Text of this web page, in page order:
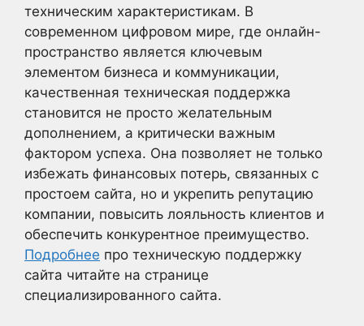
техническим характеристикам. В
современном цифровом мире, где онлайн-
пространство является ключевым
элементом бизнеса и коммуникации,
качественная техническая поддержка
становится не просто желательным
дополнением, а критически важным
фактором успеха. Она позволяет не только
избежать финансовых потерь, связанных с
простоем сайта, но и укрепить репутацию
компании, повысить лояльность клиентов и
обеспечить конкурентное преимущество.
Подробнее про техническую поддержку
сайта читайте на странице
специализированного сайта.